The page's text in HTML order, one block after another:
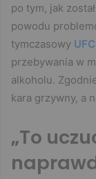
po tym, jak
powodu
tymczasowy UFC
przebywania w
alkoholu.
kara grzywny, a
„To